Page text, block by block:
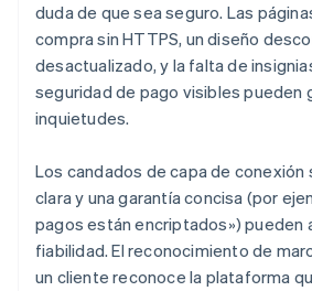
duda de que sea seguro. Las
compra sin HTTPS, un diseño
desactualizado, y la falta de
seguridad de pago visibles pueden
inquietudes.
Los candados de capa de conexión
clara y una garantía concisa (por
pagos están encriptados») pueden
fiabilidad. El reconocimiento de
un cliente reconoce la plataforma